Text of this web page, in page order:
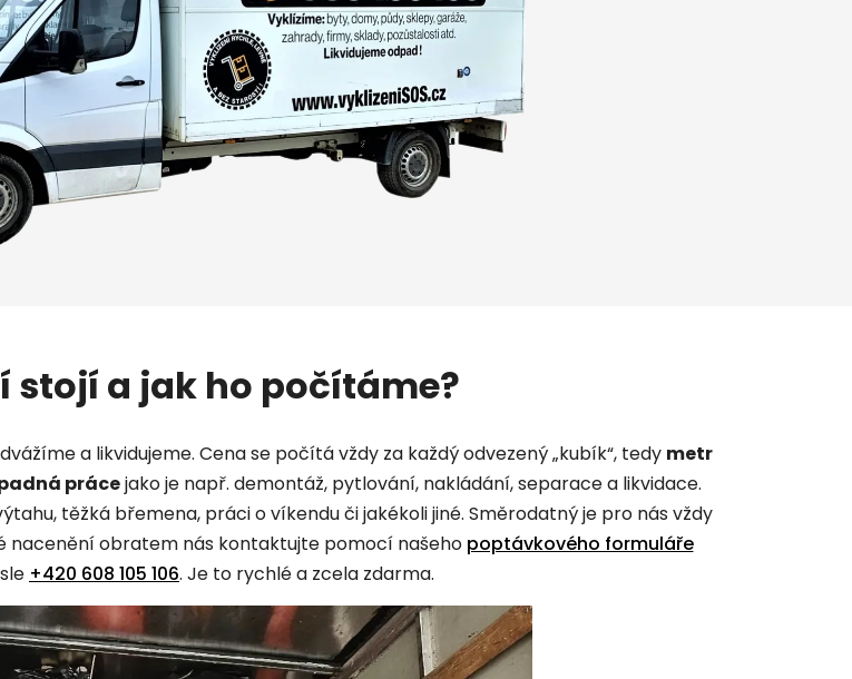
stojí a jak ho počítáme?
a likvidujeme. Cena se počítá vždy za každý odvezený „kubík“, tedy metr
prácejako je např. demontáž, pytlování, nakládání, separace a likvidace.
těžká břemena, práci o víkendu či jakékoli jiné. Směrodatný je pro nás vždy
nacenění obratem nás kontaktujte pomocí našeho poptávkového formuláře
+420 608 105 106. Je to rychlé a zcela zdarma.